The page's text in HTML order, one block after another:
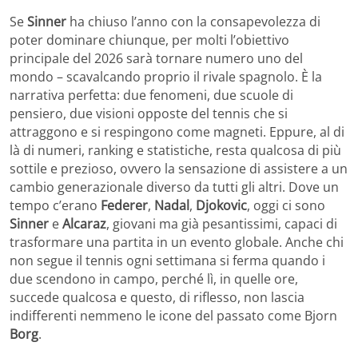
SeSinner ha chiuso l’anno con la consapevolezza di
poter dominare chiunque, per molti l’obiettivo
principale del 2026 sarà tornare numero uno del
mondo – scavalcando proprio il rivale spagnolo. È la
narrativa perfetta: due fenomeni, due scuole di
pensiero, due visioni opposte del tennis che si
attraggono e si respingono come magneti. Eppure, al di
là di numeri, ranking e statistiche, resta qualcosa di più
sottile e prezioso, ovvero la sensazione di assistere a un
cambio generazionale diverso da tutti gli altri. Dove un
tempo c’erano Federer, Nadal, Djokovic, oggi ci sono
Sinner eAlcaraz, giovani ma già pesantissimi, capaci di
trasformare una partita in un evento globale. Anche chi
non segue il tennis ogni settimana si ferma quando i
due scendono in campo, perché lì, in quelle ore,
succede qualcosa e questo, di riflesso, non lascia
indifferenti nemmeno le icone del passato come Bjorn
Borg.